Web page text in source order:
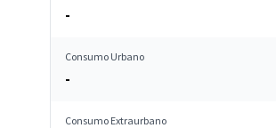
-
Consumo Urbano
-
Consumo Extraurbano